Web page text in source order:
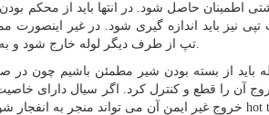
حاصل شود. در انتها باید از محکم بودن
نیز باید اندازه گیری شود. در غیر اینصورت
تپ از طرف دیگر لوله خارج شود و به طور کل لوله را از بین ببرد.
باید از بسته بودن شیر مطمئن باشیم چون در
آن را قطع و کنترل کرد. اگر سیال دارای